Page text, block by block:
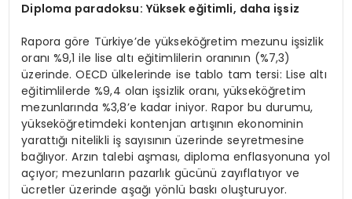
Diploma paradoksu: Yüksek eğitimli, daha işsiz
Rapora göre Türkiye’de yükseköğretim mezunu işsizlik
oranı %9,1 ile lise altı eğitimlilerin oranının (%7,3)
üzerinde. OECD ülkelerinde ise tablo tam tersi: Lise altı
eğitimlilerde %9,4 olan işsizlik oranı, yükseköğretim
mezunlarında %3,8’e kadar iniyor. Rapor bu durumu,
yükseköğretimdeki kontenjan artışının ekonominin
yarattığı nitelikli iş sayısının üzerinde seyretmesine
bağlıyor. Arzın talebi aşması, diploma enflasyonuna yol
açıyor; mezunların pazarlık gücünü zayıflatıyor ve
ücretler üzerinde aşağı yönlü baskı oluşturuyor.